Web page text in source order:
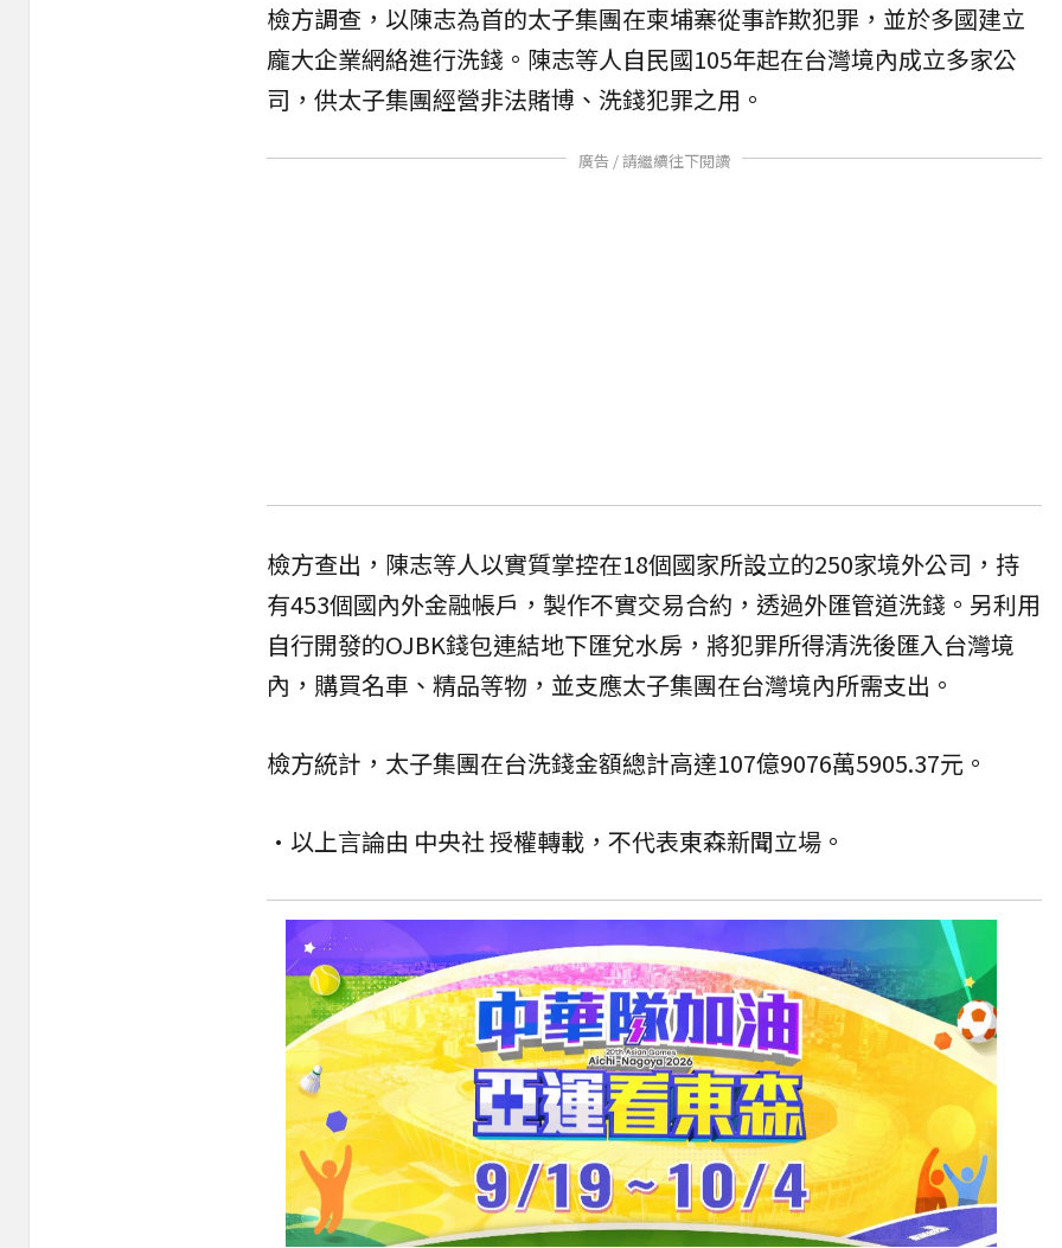
檢方調查，以陳志為首的太子集團在柬埔寨從事詐欺犯罪，並於多國建立
龐大企業網絡進行洗錢。陳志等人自民國105年起在台灣境內成立多家公
司，供太子集團經營非法賭博、洗錢犯罪之用。
廣告 / 請繼續往下閱讀
檢方查出，陳志等人以實質掌控在18個國家所設立的250家境外公司，持
有453個國內外金融帳戶，製作不實交易合約，透過外匯管道洗錢。另利用
自行開發的OJBK錢包連結地下匯兌水房，將犯罪所得清洗後匯入台灣境
內，購買名車、精品等物，並支應太子集團在台灣境內所需支出。
檢方統計，太子集團在台洗錢金額總計高達107億9076萬5905.37元。
•以上言論由 中央社 授權轉載，不代表東森新聞立場。